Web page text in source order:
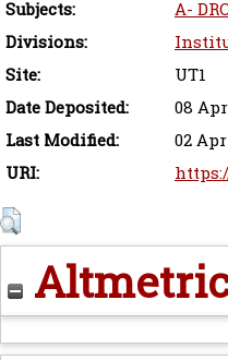
Subjects:
A-
Divisions:
Site:
UT1
Date Deposited:
08 Apr
Last Modified:
02 Apr
URI: